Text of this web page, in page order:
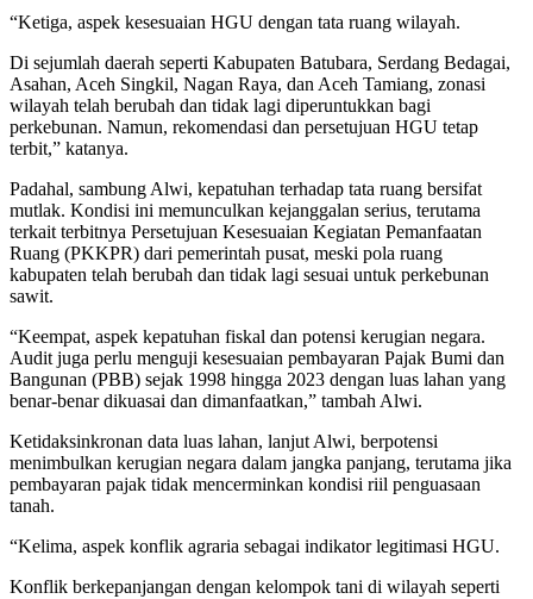
“Ketiga, aspek kesesuaian HGU dengan tata ruang wilayah.
Di sejumlah daerah seperti Kabupaten Batubara, Serdang Bedagai,
Asahan, Aceh Singkil, Nagan Raya, dan Aceh Tamiang, zonasi
wilayah telah berubah dan tidak lagi diperuntukkan bagi
perkebunan. Namun, rekomendasi dan persetujuan HGU tetap
terbit,” katanya.
Padahal, sambung Alwi, kepatuhan terhadap tata ruang bersifat
mutlak. Kondisi ini memunculkan kejanggalan serius, terutama
terkait terbitnya Persetujuan Kesesuaian Kegiatan Pemanfaatan
Ruang (PKKPR) dari pemerintah pusat, meski pola ruang
kabupaten telah berubah dan tidak lagi sesuai untuk perkebunan
sawit.
“Keempat, aspek kepatuhan fiskal dan potensi kerugian negara.
Audit juga perlu menguji kesesuaian pembayaran Pajak Bumi dan
Bangunan (PBB) sejak 1998 hingga 2023 dengan luas lahan yang
benar-benar dikuasai dan dimanfaatkan,” tambah Alwi.
Ketidaksinkronan data luas lahan, lanjut Alwi, berpotensi
menimbulkan kerugian negara dalam jangka panjang, terutama jika
pembayaran pajak tidak mencerminkan kondisi riil penguasaan
tanah.
“Kelima, aspek konflik agraria sebagai indikator legitimasi HGU.
Konflik berkepanjangan dengan kelompok tani di wilayah seperti